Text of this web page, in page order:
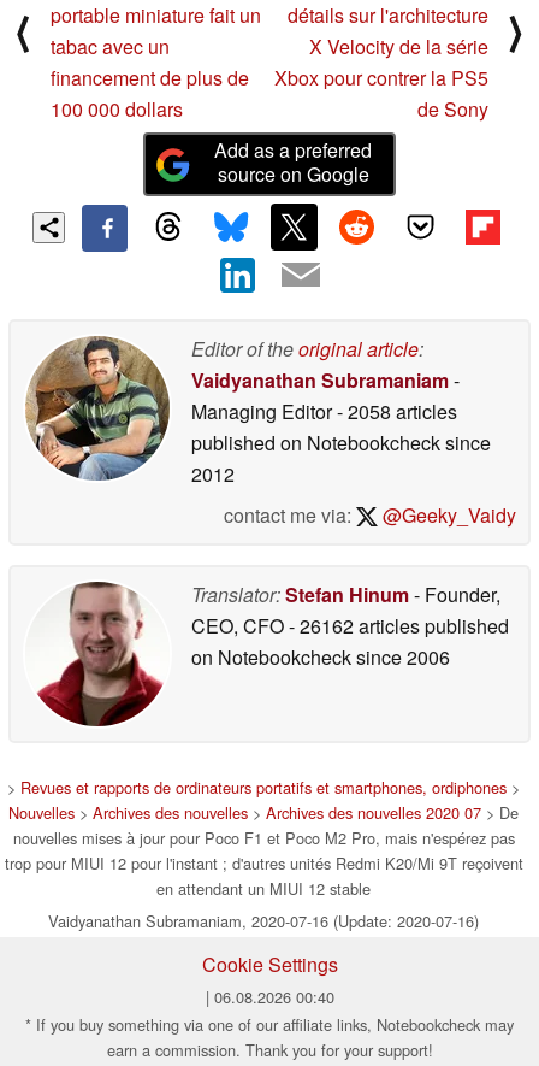
⟨
portable miniature fait un
tabac avec un
financement de plus de
100 000 dollars
détails sur l'architecture
X Velocity de la série
Xbox pour contrer la PS5
de Sony
⟩
Add as a preferred
source on Google
Editor of theoriginal article:
Vaidyanathan Subramaniam-
Managing Editor- 2058 articles
published on Notebookchecksince
2012
contact me via:
@Geeky_Vaidy
Translator:Stefan Hinum- Founder,
CEO, CFO- 26162 articles published
on Notebookchecksince 2006
> Revues et rapports de ordinateurs portatifs et smartphones, ordiphones >
Nouvelles > Archives des nouvelles > Archives des nouvelles 2020 07 > De
nouvelles mises à jour pour Poco F1 et Poco M2 Pro, mais n'espérez pas
trop pour MIUI 12 pour l'instant ; d'autres unités Redmi K20/Mi 9T reçoivent
en attendant un MIUI 12 stable
Vaidyanathan Subramaniam, 2020-07-16 (Update: 2020-07-16)
Cookie Settings
| 06.08.2026 00:40
* If you buy something via one of our affiliate links, Notebookcheck may
earn a commission. Thank you for your support!